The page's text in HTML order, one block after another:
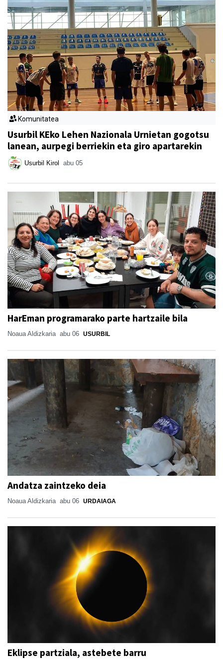
Komunitatea
Usurbil KEko Lehen Nazionala Urnietan gogotsu
lanean, aurpegi berriekin eta giro apartarekin
Usurbil Kirol abu 05
HarEman programarako parte hartzaile bila
Noaua Aldizkaria abu 06 USURBIL
Andatza zaintzeko deia
Noaua Aldizkaria abu 06 URDAIAGA
Eklipse partziala, astebete barru